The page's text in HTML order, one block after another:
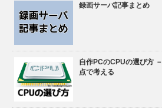
録画サーバ記事まとめ
自作PCのCPUの選び方
点で考える